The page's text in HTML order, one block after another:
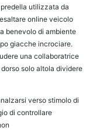
utilizzata da
online veicolo
benevolo di ambiente
giacche incrociare.
una collaboratrice
solo altola dividere
verso stimolo di
di controllare